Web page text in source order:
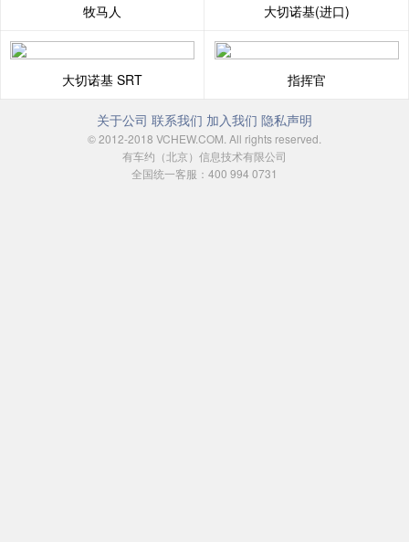
牧马人 大切诺基(进口)
大切诺基 SRT 指挥官
关于公司 联系我们 加入我们 隐私声明
© 2012-2018 VCHEW.COM. All rights reserved.
有车约（北京）信息技术有限公司
全国统一客服：400 994 0731